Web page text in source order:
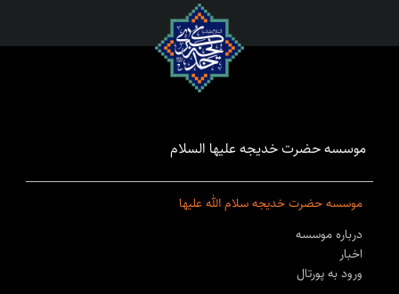
موسسه حضرت خدیجه علیها السلام
موسسه حضرت خدیجه سلام الله علیها
درباره موسسه
اخبار
ورود به پورتال